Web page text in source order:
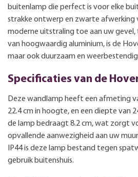
buitenlamp die perfect is voor elke
strakke ontwerp en zwarte afwerking
moderne uitstraling toe aan uw
van hoogwaardig aluminium, is de
maar ook duurzaam en
Specificaties van de
Deze wandlamp heeft een afmeting
22.4 cm in hoogte, en een diepte van
de lamp bedraagt 8.2 cm, wat zorgt
opvallende aanwezigheid aan uw
IP44 is deze lamp bestand tegen
gebruik buitenshuis.